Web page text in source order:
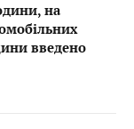
на
введено